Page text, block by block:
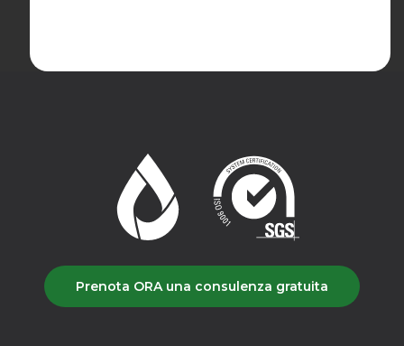
Prenota ORA una consulenza gratuita